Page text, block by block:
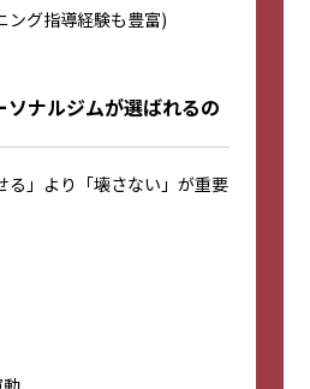
ング指導経験も豊富)
ナルジムが選ばれるの
」より「壊さない」が重要